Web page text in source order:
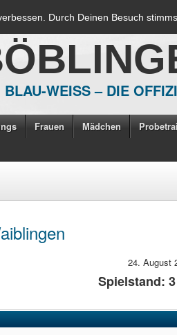
Durch Deinen Besuch
WEISS – DIE
Frauen Mädchen
24. August
Spielstand: